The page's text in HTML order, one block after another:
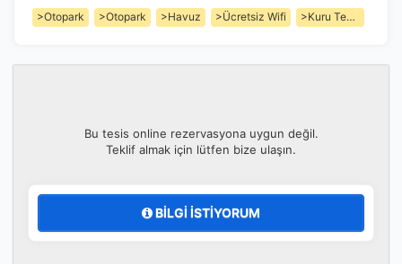
>Otopark >Otopark >Havuz >Ücretsiz Wifi >Kuru Temizleme
Bu tesis online rezervasyona uygun değil.
Teklif almak için lütfen bize ulaşın.
BİLGİ İSTİYORUM